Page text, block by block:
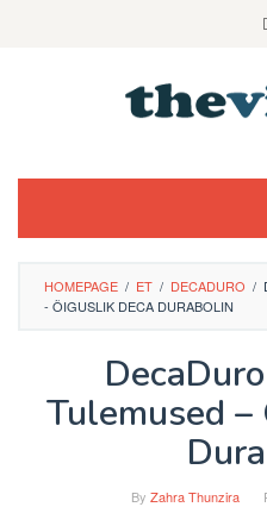
HOMEPAGE / ET / DECADURO /
- ÕIGUSLIK DECA DURABOLIN
Tulemused
By Zahra Thunzira